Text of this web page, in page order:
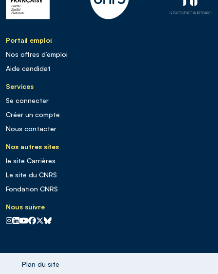
Portail emploi
Nos offres d’emploi
Aide candidat
Services
Se connecter
Créer un compte
Nous contacter
Nos autres sites
le site Carrières
Le site du CNRS
Fondation CNRS
Nous suivre
CNRS sur Instagram
CNRS sur Linkedin
CNRS sur Youtube
CNRS sur Facebook
CNRS sur X
CNRS sur Blus sky
Plan du site